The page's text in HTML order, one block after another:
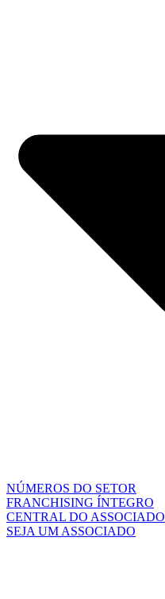
NÚMEROS DO SETOR
FRANCHISING ÍNTEGRO
CENTRAL DO ASSOCIADO
SEJA UM ASSOCIADO